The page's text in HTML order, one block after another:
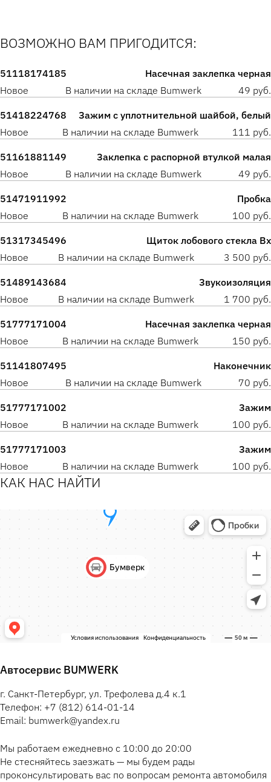
ВОЗМОЖНО ВАМ ПРИГОДИТСЯ:
51118174185
Насечная заклепка черная
Новое
В наличии на складе Bumwerk 49 руб.
51418224768
Зажим с уплотнительной шайбой, белый
Новое
В наличии на складе Bumwerk 111 руб.
51161881149
Заклепка с распорной втулкой малая
Новое
В наличии на складе Bumwerk 49 руб.
51471911992
Пробка
Новое
В наличии на складе Bumwerk 100 руб.
51317345496
Щиток лобового стекла Вх
Новое
В наличии на складе Bumwerk 3 500 руб.
51489143684
Звукоизоляция
Новое
В наличии на складе Bumwerk 1 700 руб.
51777171004
Насечная заклепка черная
Новое
В наличии на складе Bumwerk 150 руб.
51141807495
Наконечник
Новое
В наличии на складе Bumwerk 70 руб.
51777171002
Зажим
Новое
В наличии на складе Bumwerk 100 руб.
51777171003
Зажим
Новое
В наличии на складе Bumwerk 100 руб.
КАК НАС НАЙТИ
Автосервис BUMWERK
г. Санкт-Петербург, ул. Трефолева д.4 к.1
Телефон: +7 (812) 614-01-14
Email: bumwerk@yandex.ru
Мы работаем ежедневно с 10:00 до 20:00
Не стесняйтесь заезжать — мы будем рады
проконсультировать вас по вопросам ремонта автомобиля